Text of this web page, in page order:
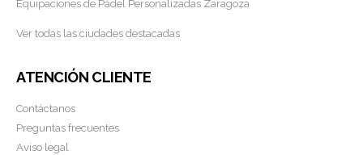
Equipaciones de Pádel Personalizadas Zaragoza
Ver todas las ciudades destacadas
ATENCIÓN CLIENTE
Contáctanos
Preguntas frecuentes
Aviso legal